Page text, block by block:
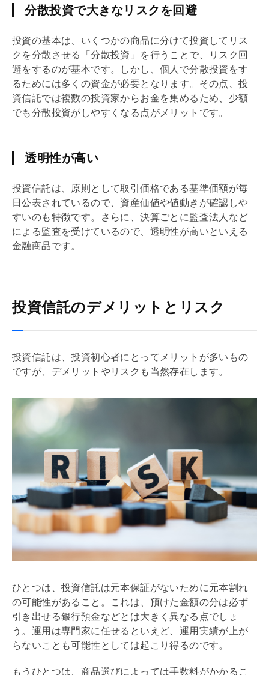
分散投資で大きなリスクを回避
投資の基本は、いくつかの商品に分けて投資してリス
クを分散させる「分散投資」を行うことで、リスク回
避をするのが基本です。しかし、個人で分散投資をす
るためには多くの資金が必要となります。その点、投
資信託では複数の投資家からお金を集めるため、少額
でも分散投資がしやすくなる点がメリットです。
透明性が高い
投資信託は、原則として取引価格である基準価額が毎
日公表されているので、資産価値や値動きが確認しや
すいのも特徴です。さらに、決算ごとに監査法人など
による監査を受けているので、透明性が高いといえる
金融商品です。
投資信託のデメリットとリスク
投資信託は、投資初心者にとってメリットが多いもの
ですが、デメリットやリスクも当然存在します。
ひとつは、投資信託は元本保証がないために元本割れ
の可能性があること。これは、預けた金額の分は必ず
引き出せる銀行預金などとは大きく異なる点でしょ
う。運用は専門家に任せるといえど、運用実績が上が
らないことも可能性としては起こり得るのです。
もうひとつは、商品選びによっては手数料がかかるこ